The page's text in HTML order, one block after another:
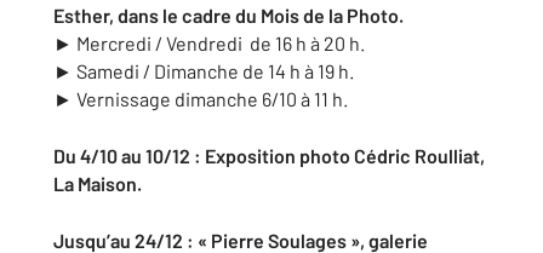
Esther, dans le cadre du Mois de la Photo.
► Mercredi / Vendredi de 16 h à 20 h.
► Samedi / Dimanche de 14 h à 19 h.
► Vernissage dimanche 6/10 à 11 h.
Du 4/10 au 10/12 : Exposition photo Cédric Roulliat,
La Maison.
Jusqu’au 24/12 : « Pierre Soulages », galerie